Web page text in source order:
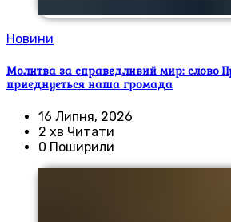
Новини
Молитва за справедливий мир: слово
приєднується наша громада
16 Липня, 2026
2 хв Читати
0 Поширили